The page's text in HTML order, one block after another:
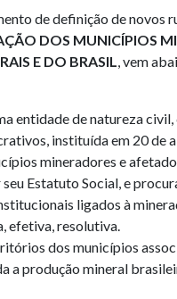
de definição de novos
DOS MUNICÍPIOS
E DO BRASIL
, vem
entidade de natureza
instituída em 20 de
mineradores e
seu Estatuto Social, e
ligados à
efetiva, resolutiva.
dos municípios
a produção mineral